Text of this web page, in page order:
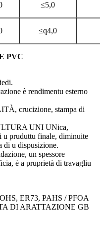
≤5,0
≤q4,0
PVC
è rendimentu esterno
crucizione, stampa di
UNI UNica,
u pruduttu finale, diminuite
di u dispusizione.
un spessore
è a pruprietà di travagliu
ER73, PAHS / PFOA
DI ARATTAZIONE GB